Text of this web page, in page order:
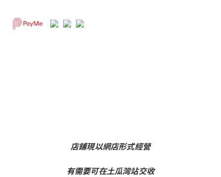
店鋪現以網店形式經營
有需要可在土瓜灣站交收